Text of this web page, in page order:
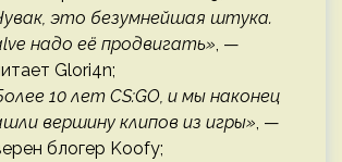
это безумнейшая штука.
надо её продвигать», —
Glori4n;
10 лет CS:GO, и мы наконец
вершину клипов из игры», —
блогер Koofy;